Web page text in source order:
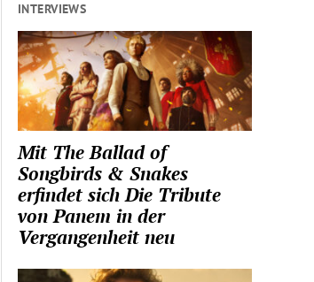
INTERVIEWS
Mit The Ballad of
Songbirds & Snakes
erfindet sich Die Tribute
von Panem in der
Vergangenheit neu